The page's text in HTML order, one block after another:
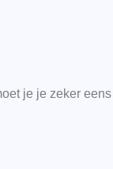
je je zeker